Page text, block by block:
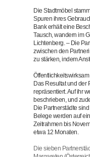
Die Stadtmöbel
Spuren ihres
Bank erhält eine
Tausch, wandern im
Lichtenberg. – Die
zwischen den
zu stärken, indem
Das Resultat und der
repräsentiert. Auf ihr
beschrieben, und
Die Partnerstädte
Belege werden auf
Zeitrahmen bis
etwa 12 Monaten.
Die sieben